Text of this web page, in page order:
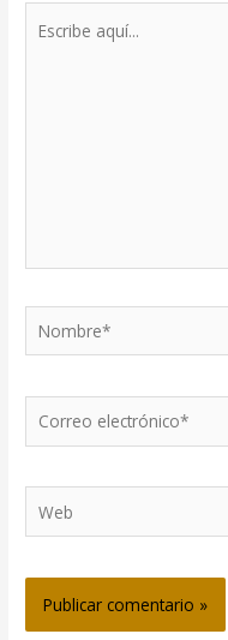
Nombre*
Correo
electrónico*